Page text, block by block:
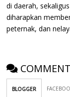
di daerah,
diharapkan
peternak, dan
BLOGGER